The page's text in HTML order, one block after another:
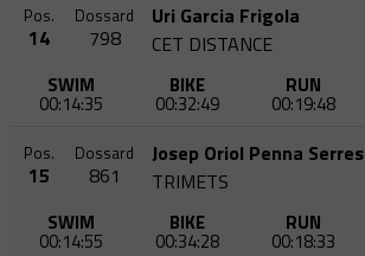
Pos.
14
Dossard
798
Uri Garcia Frigola
CET DISTANCE
SWIM
00:14:35
BIKE
00:32:49
RUN
00:19:48
Pos.
15
Dossard
861
Josep Oriol Penna Serres
TRIMETS
SWIM
00:14:55
BIKE
00:34:28
RUN
00:18:33